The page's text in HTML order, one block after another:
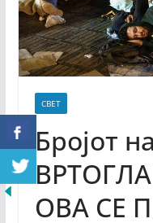
СВЕТ
Бројот
ОВА СЕ